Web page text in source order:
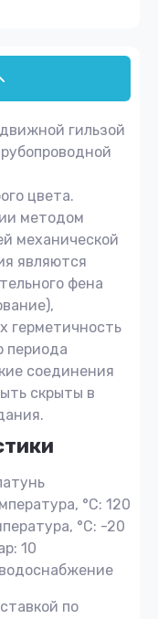
гильзой
цвета.
методом
механической
являются
фена
герметичность
периода
соединения
скрыты в
°С: 120
°С: -20
10
по